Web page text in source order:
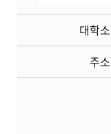
대학
주소